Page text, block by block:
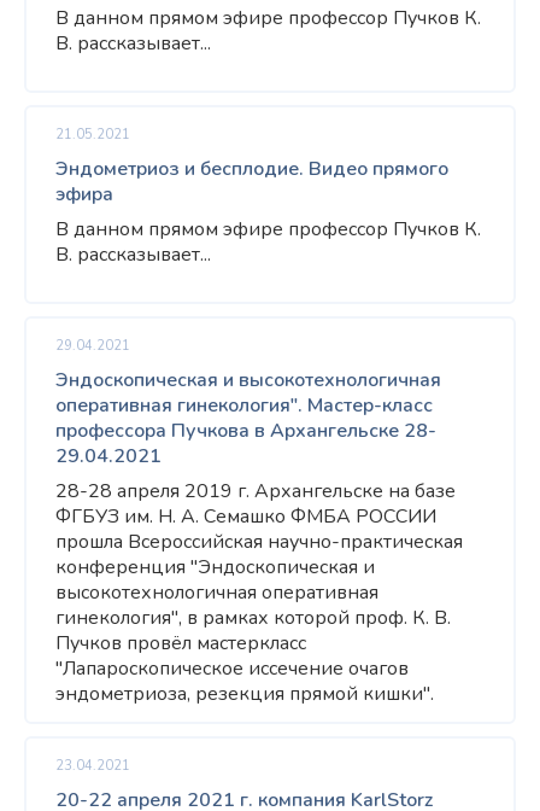
В данном прямом эфире профессор Пучков К.
В. рассказывает...
21.05.2021
Эндометриоз и бесплодие. Видео прямого
эфира
В данном прямом эфире профессор Пучков К.
В. рассказывает...
29.04.2021
Эндоскопическая и высокотехнологичная
оперативная гинекология". Мастер-класс
профессора Пучкова в Архангельске 28-
29.04.2021
28-28 апреля 2019 г. Архангельске на базе
ФГБУЗ им. Н. А. Семашко ФМБА РОССИИ
прошла Всероссийская научно-практическая
конференция "Эндоскопическая и
высокотехнологичная оперативная
гинекология", в рамках которой проф. К. В.
Пучков провёл мастеркласс
"Лапароскопическое иссечение очагов
эндометриоза, резекция прямой кишки".
23.04.2021
20-22 апреля 2021 г. компания KarlStorz